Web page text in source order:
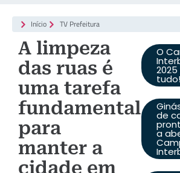
Início TV Prefeitura
A limpeza
das ruas é
uma tarefa
fundamental
para
manter a
cidade em
O
tudo!
de
a